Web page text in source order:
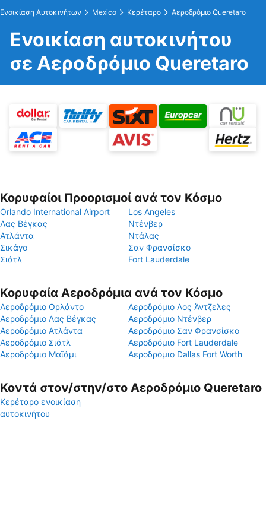
Ενοικίαση Αυτοκινήτων Mexico Κερέταρο Αεροδρόμιο Queretaro
Ενοικίαση αυτοκινήτου
σε Αεροδρόμιο Queretaro
Κορυφαίοι Προορισμοί ανά τον Κόσμο
Orlando International Airport
Los Angeles
Λας Βέγκας
Ντένβερ
Ατλάντα
Ντάλας
Σικάγο
Σαν Φρανσίσκο
Σιάτλ
Fort Lauderdale
Κορυφαία Αεροδρόμια ανά τον Κόσμο
Αεροδρόμιο Ορλάντο
Αεροδρόμιο Λος Άντζελες
Αεροδρόμιο Λας Βέγκας
Αεροδρόμιο Ντένβερ
Αεροδρόμιο Ατλάντα
Αεροδρόμιο Σαν Φρανσίσκο
Αεροδρόμιο Σιάτλ
Αεροδρόμιο Fort Lauderdale
Αεροδρόμιο Μαϊάμι
Αεροδρόμιο Dallas Fort Worth
Κοντά στον/στην/στο Αεροδρόμιο Queretaro
Κερέταρο ενοικίαση
αυτοκινήτου